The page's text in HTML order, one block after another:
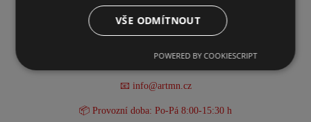
KONTAKT
☎️ +420 731 293 702
📧 info@artmn.cz
📦 Provozní doba: Po-Pá 8:00-15:30 h
VŠE ODMÍTNOUT
POWERED BY COOKIESCRIPT